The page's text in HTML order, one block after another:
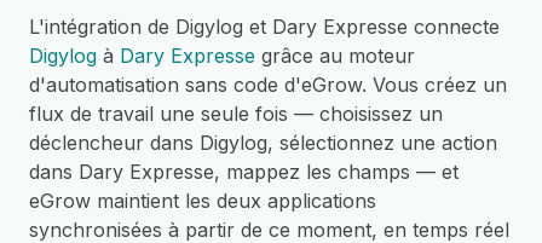
L'intégration de Digylog et Dary Expresse connecte
Digylog à Dary Expresse grâce au moteur
d'automatisation sans code d'eGrow. Vous créez un
flux de travail une seule fois — choisissez un
déclencheur dans Digylog, sélectionnez une action
dans Dary Expresse, mappez les champs — et
eGrow maintient les deux applications
synchronisées à partir de ce moment, en temps réel